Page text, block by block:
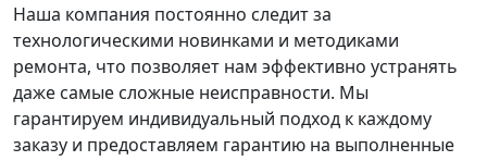
Наша компания постоянно следит за
технологическими новинками и методиками
ремонта, что позволяет нам эффективно устранять
даже самые сложные неисправности. Мы
гарантируем индивидуальный подход к каждому
заказу и предоставляем гарантию на выполненные